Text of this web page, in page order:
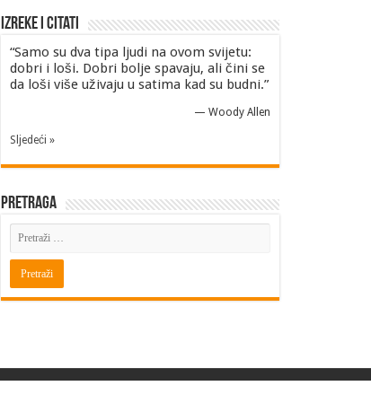
Izreke i Citati
“Samo su dva tipa ljudi na ovom svijetu:
dobri i loši. Dobri bolje spavaju, ali čini se
da loši više uživaju u satima kad su budni.”
— Woody Allen
Sljedeći »
Pretraga